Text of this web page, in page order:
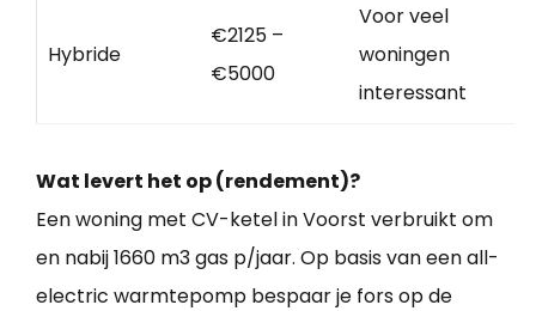
Hybride
€2125 –
€5000
Voor veel
woningen
interessant
Wat levert het op (rendement)?
Een woning met CV-ketel in Voorst verbruikt om
en nabij 1660 m3 gas p/jaar. Op basis van een all-
electric warmtepomp bespaar je fors op de